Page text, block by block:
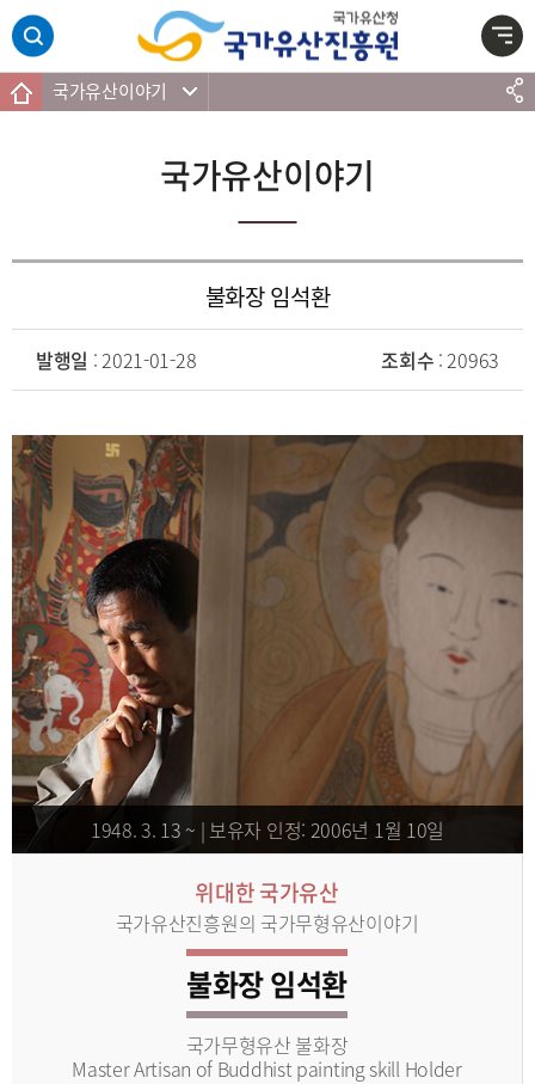
본문 바로가기
주메뉴 바로가기
하단 바로가기
국가유산이야기
국가유산이야기
불화장 임석환
발행일 : 2021-01-28 조회수 : 20963
1948. 3. 13 ~ | 보유자 인정: 2006년 1월 10일
위대한 국가유산
국가유산진흥원의 국가무형유산이야기
불화장 임석환
국가무형유산 불화장
Master Artisan of Buddhist painting skill Holder